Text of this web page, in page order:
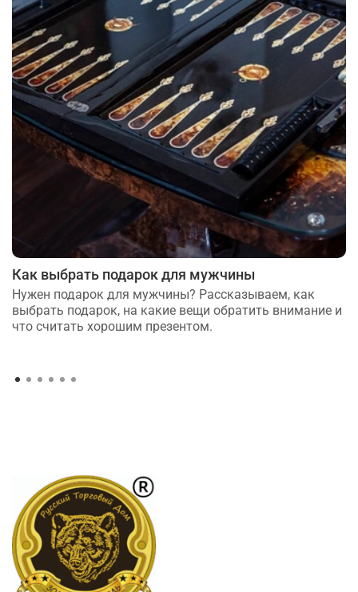
Как выбрать подарок для мужчины
Нужен подарок для мужчины? Рассказываем, как
выбрать подарок, на какие вещи обратить внимание и
что считать хорошим презентом.